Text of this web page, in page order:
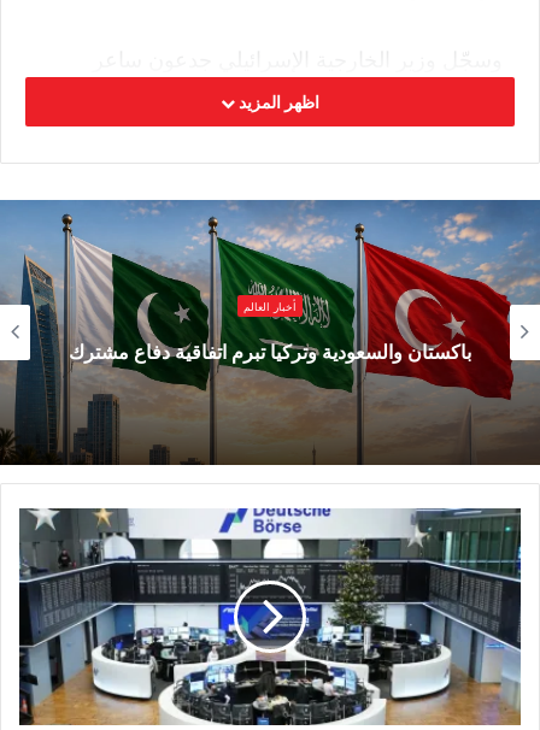
تراجعاً واضحاً في فرص التوصل إلى تفاهمات مع
أسابيع، مع بروز مطالب جديدة تعقّد المسار. هذا
التصريح عكس توجهاً متشدداً في إسرائيل، خصوصاً
بعد جولة رئيس الوزراء بنيامين نتنياهو في المنطقة
العازلة مع سوريا في 19 نوفمبر، برفقة كبار مسؤولي
الدفاع والأمن، في إشارة إلى أولوية الملف على
في المقابل، كشفت صحيفة «وول ستريت جورنال»
عن تناقض لافت بين واشنطن وتل أبيب حول شكل
الدولة السورية المقبلة، مشيرة إلى أن الإدارة
الأميركية تدفع باتجاه انخراط أكبر مع المؤسسات
العسكرية السورية.
اظهر المزيد
أخبار العالم
باكستان والسعودية وتركيا تبرم اتفاقية دفاع مشترك